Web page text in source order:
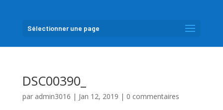
Sélectionner une page
DSC00390_
par admin3016 | Jan 12, 2019 | 0 commentaires